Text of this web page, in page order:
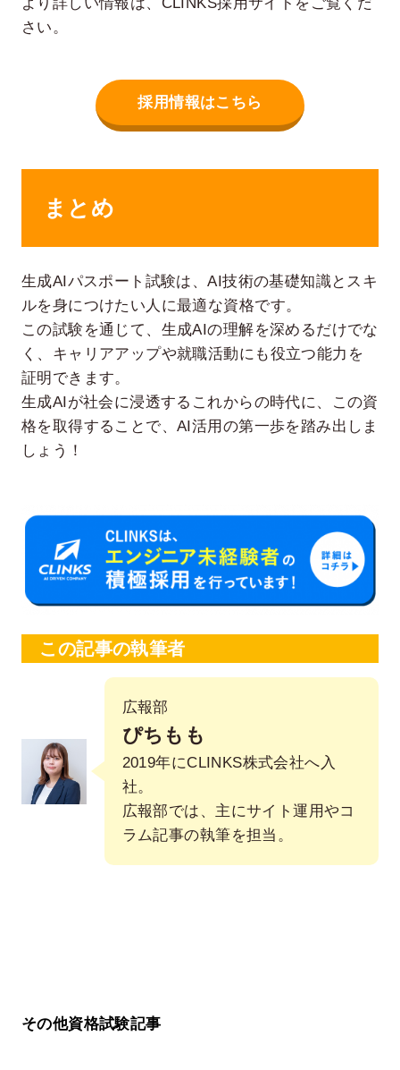
さい。
採用情報はこちら
まとめ
生成AIパスポート試験は、AI技術の基礎知識とスキ
ルを身につけたい人に最適な資格です。
この試験を通じて、生成AIの理解を深めるだけでな
く、キャリアアップや就職活動にも役立つ能力を
証明できます。
生成AIが社会に浸透するこれからの時代に、この資
格を取得することで、AI活用の第一歩を踏み出しま
しょう！
この記事の執筆者
広報部
ぴちもも
2019年にCLINKS株式会社へ入
社。
広報部では、主にサイト運用やコ
ラム記事の執筆を担当。
その他資格試験記事